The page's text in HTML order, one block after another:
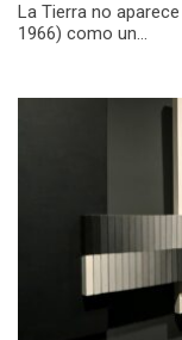
La Tierra no
1966) como un...